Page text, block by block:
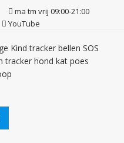
ma tm vrij 09:00-21:00
YouTube